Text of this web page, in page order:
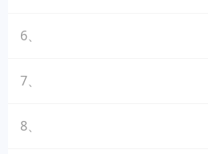
6、
7、
8、